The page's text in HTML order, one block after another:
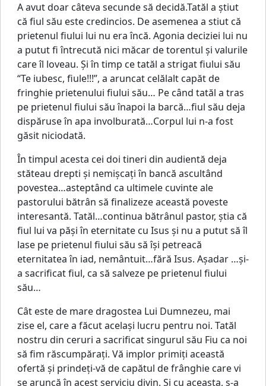
A avut doar câteva secunde să decidă.Tatăl a ştiut
că fiul său este credincios. De asemenea a stiut că
prietenul fiului lui nu era încă. Agonia deciziei lui nu
a putut fi întrecută nici măcar de torentul şi valurile
care îl loveau. Şi în timp ce tatăl a strigat fiului său
“Te iubesc, fiule!!!”, a aruncat celălalt capăt de
fringhie prietenului fiului său… Pe când tatăl a tras
pe prietenul fiului său înapoi la barcă…fiul său deja
dispăruse în apa involburată…Corpul lui n-a fost
găsit niciodată.
În timpul acesta cei doi tineri din audientă deja
stăteau drepti şi nemişcaţi în bancă ascultând
povestea…asteptând ca ultimele cuvinte ale
pastorului bătrân să finalizeze această poveste
interesantă. Tatăl…continua bătrânul pastor, ştia că
fiul lui va păşi în eternitate cu Isus şi nu a putut să îl
lase pe prietenul fiului său să îşi petreacă
eternitatea în iad, nemântuit…fără Isus. Aşadar …şi-
a sacrificat fiul, ca să salveze pe prietenul fiului
său…
Cât este de mare dragostea Lui Dumnezeu, mai
zise el, care a făcut acelaşi lucru pentru noi. Tatăl
nostru din ceruri a sacrificat singurul său Fiu ca noi
să fim răscumpăraţi. Vă implor primiţi această
ofertă şi prindeţi-vă de capătul de frânghie care vi
se aruncă în acest serviciu divin. Şi cu aceasta, s-a